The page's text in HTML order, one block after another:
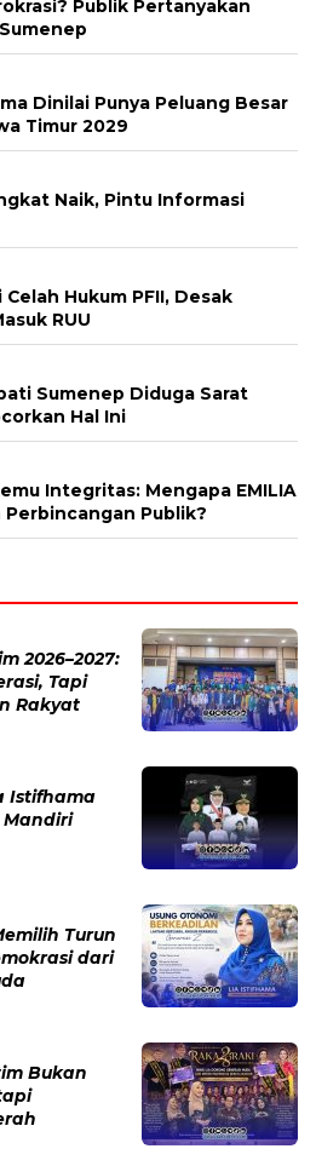
Publik Pertanyakan
Dinilai Punya Peluang Besar
Timur 2029
Naik, Pintu Informasi
Hukum PFII, Desak
RUU
Sumenep Diduga Sarat
Hal Ini
Integritas: Mengapa EMILIA
Publik?
2026–2027:
Tapi
Rakyat
Istifhama
Mandiri
Turun
dari
Bukan